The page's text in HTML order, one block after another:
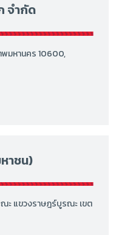
จำกัด
มหานคร 10600,
าชน)
ะ แขวงราษฎร์บูรณะ เขต